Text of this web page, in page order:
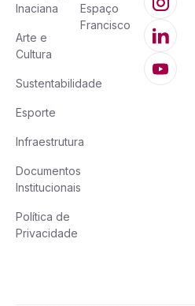
Inaciana
Arte e
Cultura
Sustentabilidade
Esporte
Infraestrutura
Documentos
Institucionais
Política de
Privacidade
Espaço
Francisco